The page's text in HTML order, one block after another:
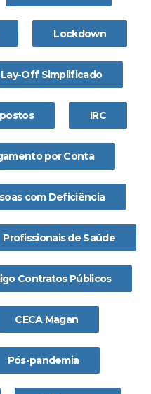
Lockdown
Lay-Off Simplificado
IRC
por Conta
com Deficiência
Profissionais de Saúde
Contratos Públicos
CECA Magan
Pós-pandemia